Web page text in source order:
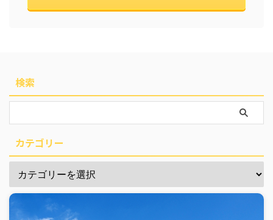
検索
カテゴリー